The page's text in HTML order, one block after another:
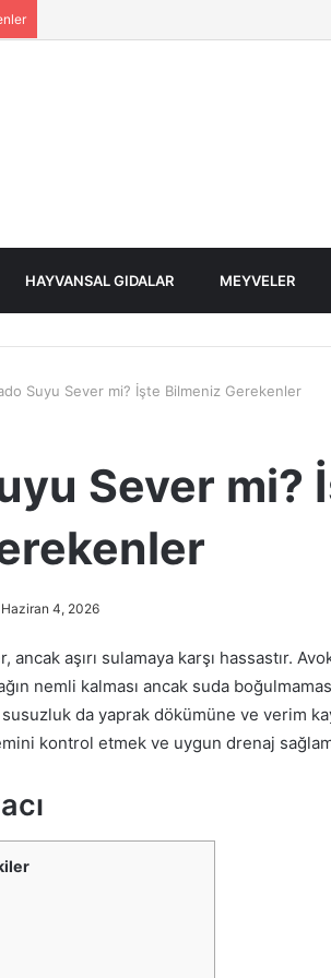
HAYVANSAL GIDALAR MEYVELER
Suyu Sever mi? İşte Bilmeniz Gerekenler
Sever mi?
4, 2026
ancak aşırı sulamaya karşı hassastır.
nemli kalması ancak suda
da yaprak dökümüne ve verim
kontrol etmek ve uygun drenaj